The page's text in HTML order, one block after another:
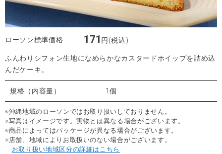
ローソン標準価格 171 円(税込)
ふんわりシフォン生地になめらかなカスタードホイップを詰め込
んだケーキ。
規格（内容量） 1個
※沖縄地域のローソンではお取り扱いしておりません。
※写真はイメージです。実物とは異なる場合がございます。
※商品によってはパッケージが異なる場合がございます。
※店舗、地域によりお取扱いのない場合がございます。
お取り扱い地域区分の詳細はこちら